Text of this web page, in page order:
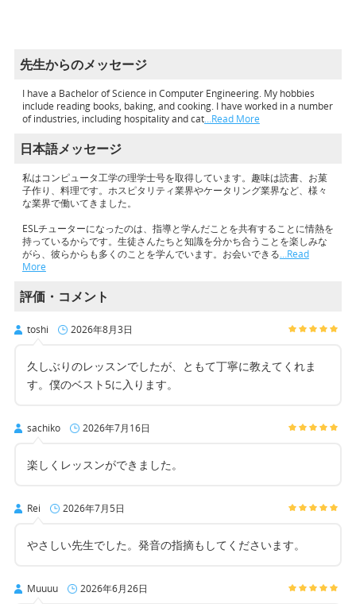
先生からのメッセージ
I have a Bachelor of Science in Computer Engineering. My hobbies
include reading books, baking, and cooking. I have worked in a number
of industries, including hospitality and cat…Read More
日本語メッセージ
私はコンピュータ工学の理学士号を取得しています。趣味は読書、お菓
子作り、料理です。ホスピタリティ業界やケータリング業界など、様々
な業界で働いてきました。
ESLチューターになったのは、指導と学んだことを共有することに情熱を
持っているからです。生徒さんたちと知識を分かち合うことを楽しみな
がら、彼らからも多くのことを学んでいます。お会いできる…Read
More
評価・コメント
toshi 2026年8月3日
久しぶりのレッスンでしたが、ともて丁寧に教えてくれま
す。僕のベスト5に入ります。
sachiko 2026年7月16日
楽しくレッスンができました。
Rei 2026年7月5日
やさしい先生でした。発音の指摘もしてくださいます。
Muuuu 2026年6月26日